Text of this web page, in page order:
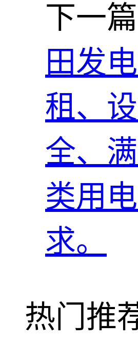
下一篇
田发
租、
全、
类用
求。
热门推